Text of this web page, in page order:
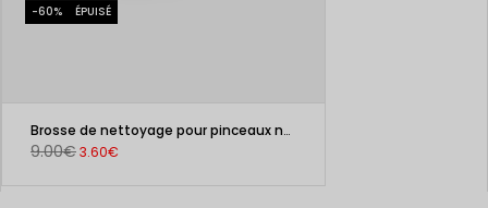
-60% ÉPUISÉ
Brosse de nettoyage pour pinceaux noire
9.00€3.60€